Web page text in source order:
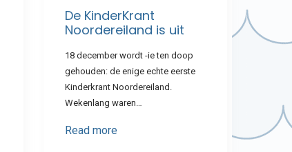
De KinderKrant
Noordereiland is uit
18 december wordt -ie ten doop
gehouden: de enige echte eerste
Kinderkrant Noordereiland.
Wekenlang waren…
Read more